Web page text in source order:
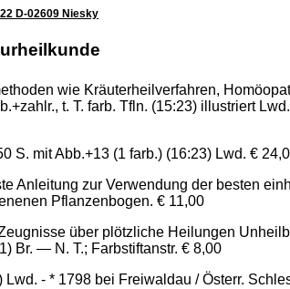
D-02609 Niesky
wie Kräuterheilverfahren,
t. T. farb. Tfln. (15:23) illustriert
S. mit Abb.+13 (1 farb.) (16:23) Lwd. €
Anleitung zur Verwendung der besten
Pflanzenbogen. € 11,00
über plötzliche Heilungen
Br. — N. T.; Farbstiftanstr. € 8,00
- * 1798 bei Freiwaldau / Österr.